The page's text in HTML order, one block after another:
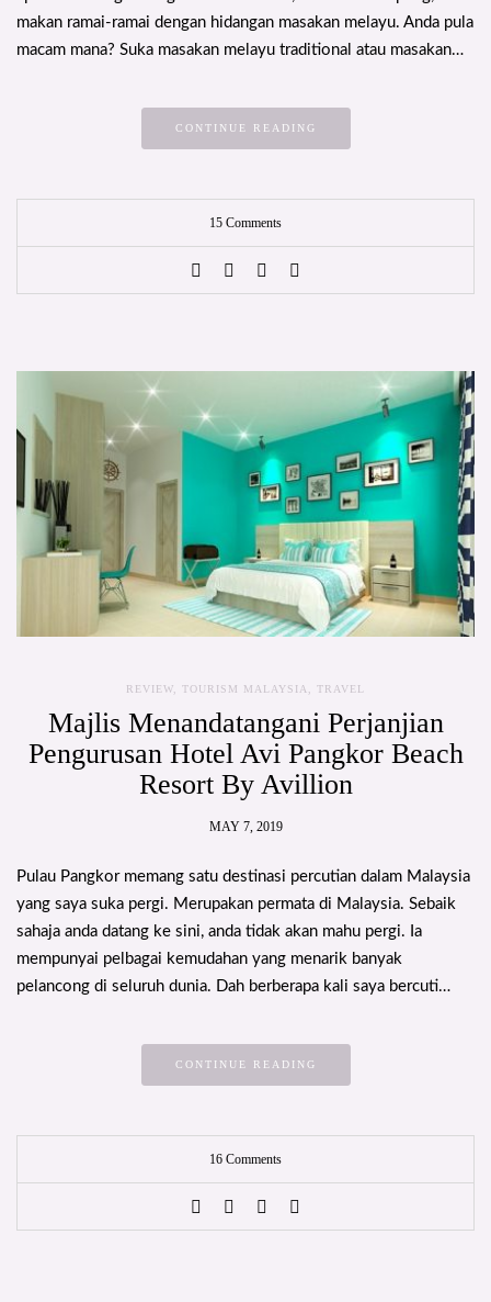
makan ramai-ramai dengan hidangan masakan melayu. Anda pula
macam mana? Suka masakan melayu traditional atau masakan…
CONTINUE READING
15 Comments
REVIEW TOURISM MALAYSIA TRAVEL
Majlis Menandatangani Perjanjian
Pengurusan Hotel Avi Pangkor Beach
Resort By Avillion
MAY 7, 2019
Pulau Pangkor memang satu destinasi percutian dalam Malaysia
yang saya suka pergi. Merupakan permata di Malaysia. Sebaik
sahaja anda datang ke sini, anda tidak akan mahu pergi. Ia
mempunyai pelbagai kemudahan yang menarik banyak
pelancong di seluruh dunia. Dah berberapa kali saya bercuti…
CONTINUE READING
16 Comments